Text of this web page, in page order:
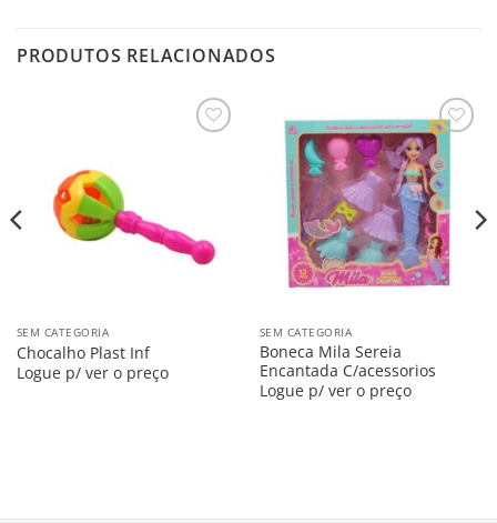
PRODUTOS RELACIONADOS
SEM CATEGORIA
Chocalho Plast Inf
Logue p/ ver o preço
Salvar
na
Lista
SEM CATEGORIA
Boneca Mila Sereia
Encantada C/acessorios
Logue p/ ver o preço